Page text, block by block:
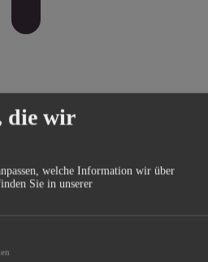
die wir
welche Information wir über
Sie in unserer